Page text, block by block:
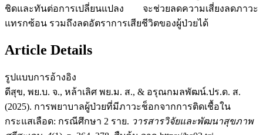
ชิดและทันต่อการเปลี่ยนแปลง จะช่วยลดความเสี่ยงลดภาวะ
แทรกซ้อน รวมถึงลดอัตราการเสียชีวิตของผู้ป่วยได้
Article Details
รูปแบบการอ้างอิง
ดีสุข, พย.บ. จ., หล้าเลิศ พย.ม. ส., & อรุณกมลพัฒน์.ปร.ด. ส.
(2025). การพยาบาลผู้ป่วยที่มีภาวะช็อกจากการติดเชื้อใน
กระแสเลือด: กรณีศึกษา 2 ราย. วารสารวิจัยและพัฒนาสุขภาพ